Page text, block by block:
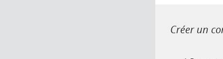
Créer un